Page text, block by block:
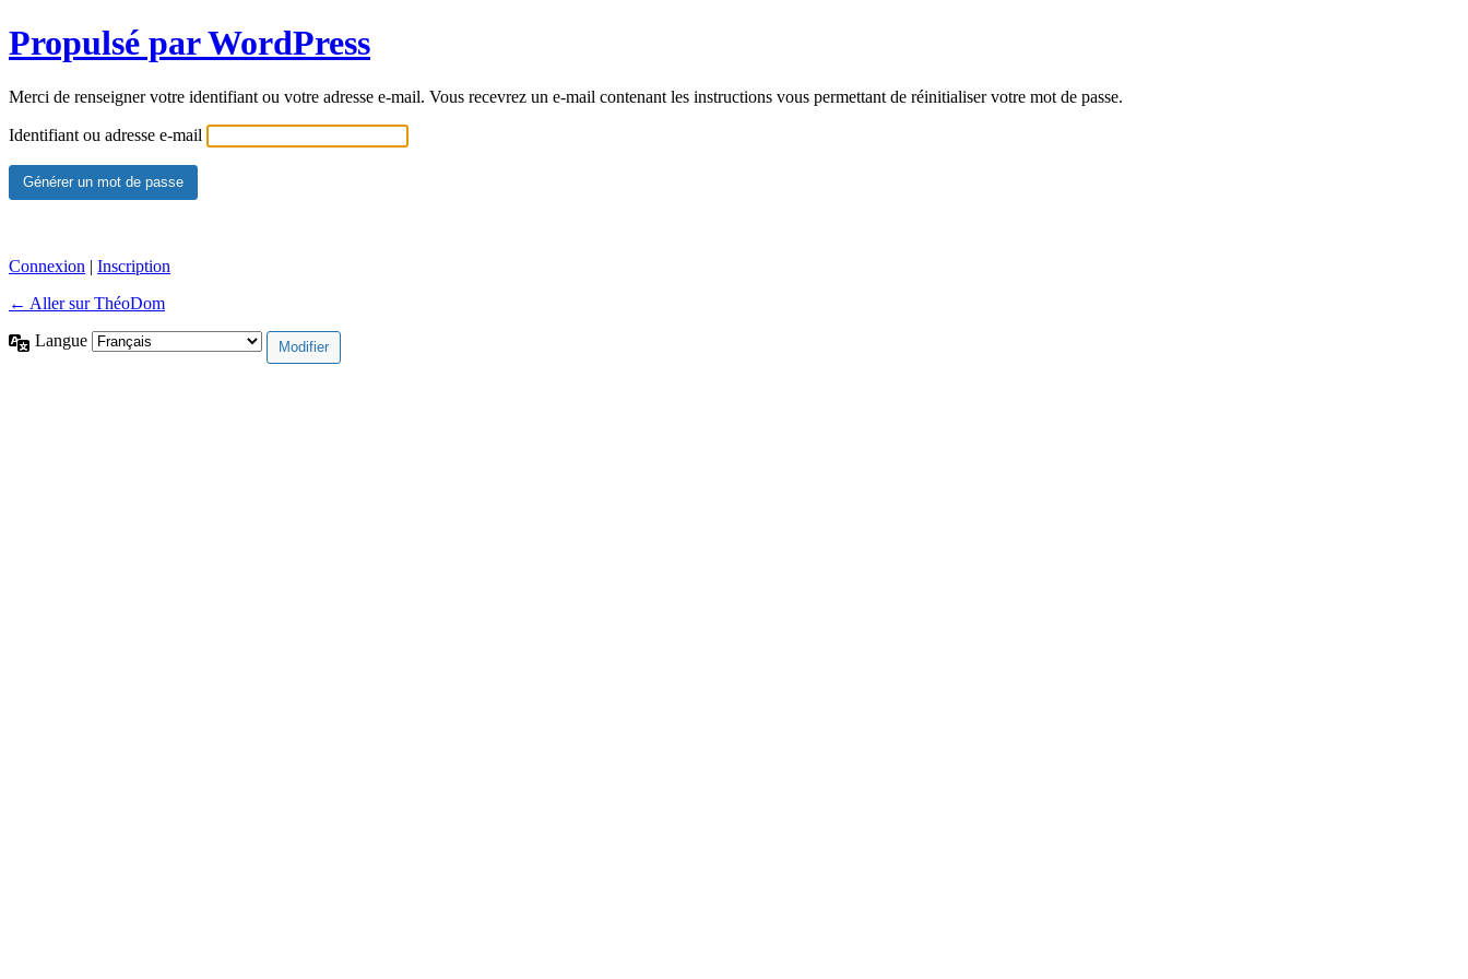
Propulsé par WordPress
Merci de renseigner votre identifiant ou votre adresse e-mail. Vous recevrez un e-mail contenant les instructions vous permettant de réinitialiser votre mot de passe.
Identifiant ou adresse e-mail
Connexion | Inscription
← Aller sur ThéoDom
Langue